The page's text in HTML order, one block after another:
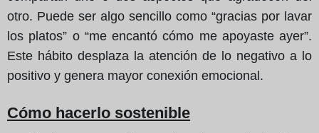
otro. Puede ser algo sencillo como “gracias por lavar
los platos” o “me encantó cómo me apoyaste ayer”.
Este hábito desplaza la atención de lo negativo a lo
positivo y genera mayor conexión emocional.
Cómo hacerlo sostenible